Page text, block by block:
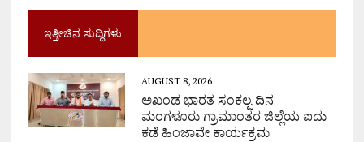
ಇತ್ತೀಚಿನ ಸುದ್ದಿಗಳು
AUGUST 8, 2026
ಅಖಂಡ ಭಾರತ ಸಂಕಲ್ಪ ದಿನ:
ಮಂಗಳೂರು ಗ್ರಾಮಾಂತರ ಜಿಲ್ಲೆಯ ಐದು
ಕಡೆ ಹಿಂಜಾವೇ ಕಾರ್ಯಕ್ರಮ